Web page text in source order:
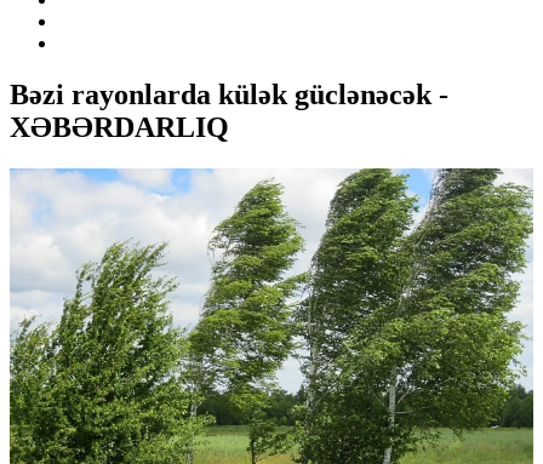
Bəzi rayonlarda külək güclənəcək -
XƏBƏRDARLIQ